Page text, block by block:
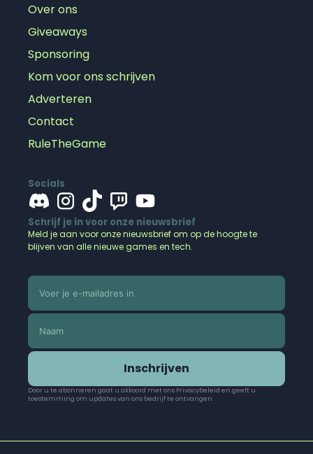
Over ons
Giveaways
Sponsoring
Kom voor ons schrijven
Adverteren
Contact
RuleTheGame
Socials
Schrijf je in voor onze nieuwsbrief
Meld je aan voor onze nieuwsbrief om op de hoogte te
blijven van alle nieuwe games en tech.
Inschrijven
Door u te abonneren gaat u akkoord met ons Privacybeleid en geeft u
toestemming om updates van ons bedrijf te ontvangen.